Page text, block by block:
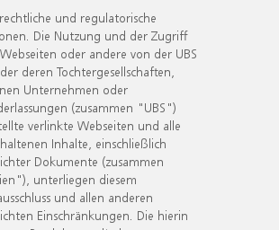
und regulatorische
Die Nutzung und der Zugriff
oder andere von der UBS
deren Tochtergesellschaften,
Unternehmen oder
(zusammen "UBS")
verlinkte Webseiten und alle
Inhalte, einschließlich
Dokumente (zusammen
unterliegen diesem
und allen anderen
Einschränkungen. Die hierin